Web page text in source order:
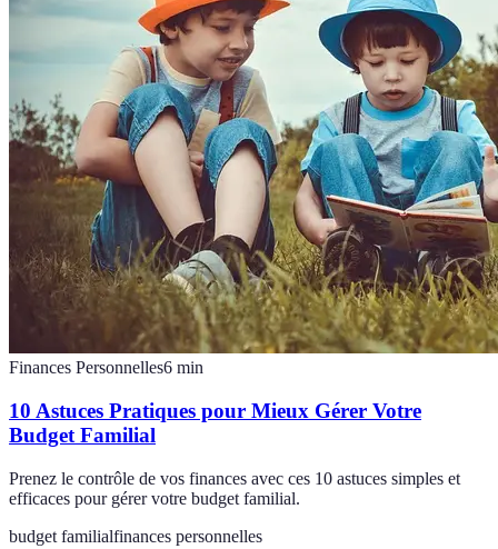
Finances Personnelles6 min
10 Astuces Pratiques pour Mieux Gérer Votre
Budget Familial
Prenez le contrôle de vos finances avec ces 10 astuces simples et
efficaces pour gérer votre budget familial.
budget familialfinances personnelles